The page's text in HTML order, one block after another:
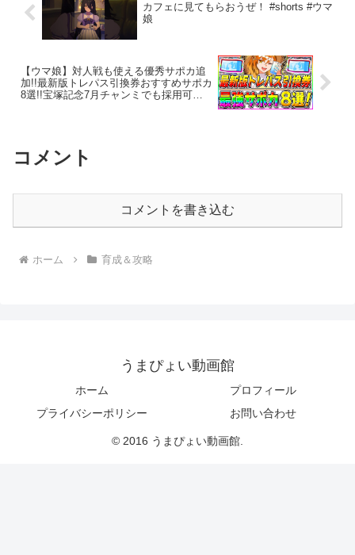
カフェに見てもらおうぜ！ #shorts #ウマ
娘
【ウマ娘】対人戦も使える優秀サポカ追
加!!最新版トレパス引換券おすすめサポカ
8選!!宝塚記念7月チャンミでも採用可能!!
コメント
コメントを書き込む
ホーム 育成＆攻略
うまぴょい動画館
ホーム
プロフィール
プライバシーポリシー
お問い合わせ
© 2016 うまぴょい動画館.